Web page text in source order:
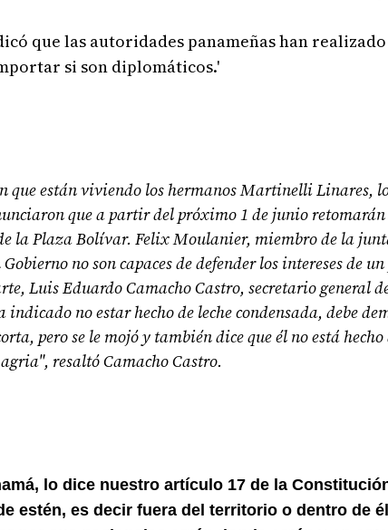
que las autoridades panameñas han
si son diplomáticos.'
que están viviendo los hermanos Martinelli Linares,
que a partir del próximo 1 de junio retomarán
la Plaza Bolívar. Felix Moulanier, miembro de la
no son capaces de defender los intereses de
Luis Eduardo Camacho Castro, secretario general
no estar hecho de leche condensada, debe
pero se le mojó y también dice que él no está
resaltó Camacho Castro.
lo dice nuestro artículo 17 de la
estén, es decir fuera del territorio o dentro de